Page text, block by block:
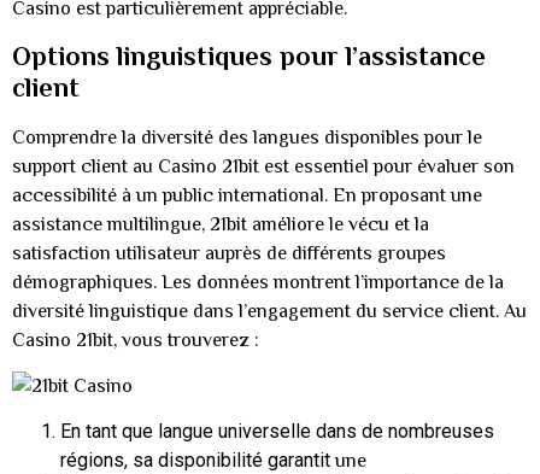
Casino est particulièrement appréciable.
Options linguistiques pour l’assistance
client
Comprendre la diversité des langues disponibles pour le
support client au Casino 21bit est essentiel pour évaluer son
accessibilité à un public international. En proposant une
assistance multilingue, 21bit améliore le vécu et la
satisfaction utilisateur auprès de différents groupes
démographiques. Les données montrent l’importance de la
diversité linguistique dans l’engagement du service client. Au
Casino 21bit, vous trouverez :
En tant que langue universelle dans de nombreuses
régions, sa disponibilité garantitune